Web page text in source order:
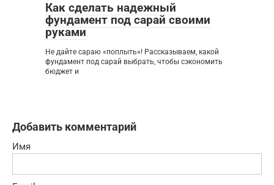
Как сделать надежный
фундамент под сарай своими
руками
Не дайте сараю «поплыть»! Рассказываем, какой
фундамент под сарай выбрать, чтобы сэкономить
бюджет и
Добавить комментарий
Имя